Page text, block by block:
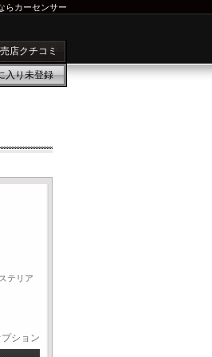
らカーセンサー
店クチコミ
入り未登録
テリア
ション